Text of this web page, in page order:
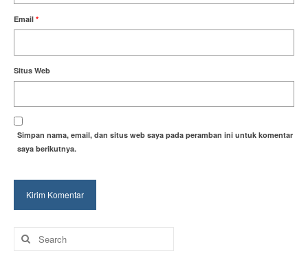
Email *
Situs Web
Simpan nama, email, dan situs web saya pada peramban ini untuk komentar
saya berikutnya.
Search
for: